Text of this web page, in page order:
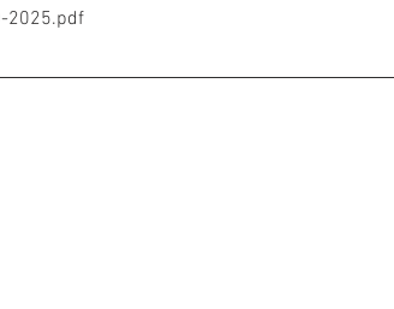
2025.pdf